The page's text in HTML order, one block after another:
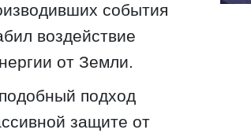
события
воздействие
от Земли.
подход
защите от